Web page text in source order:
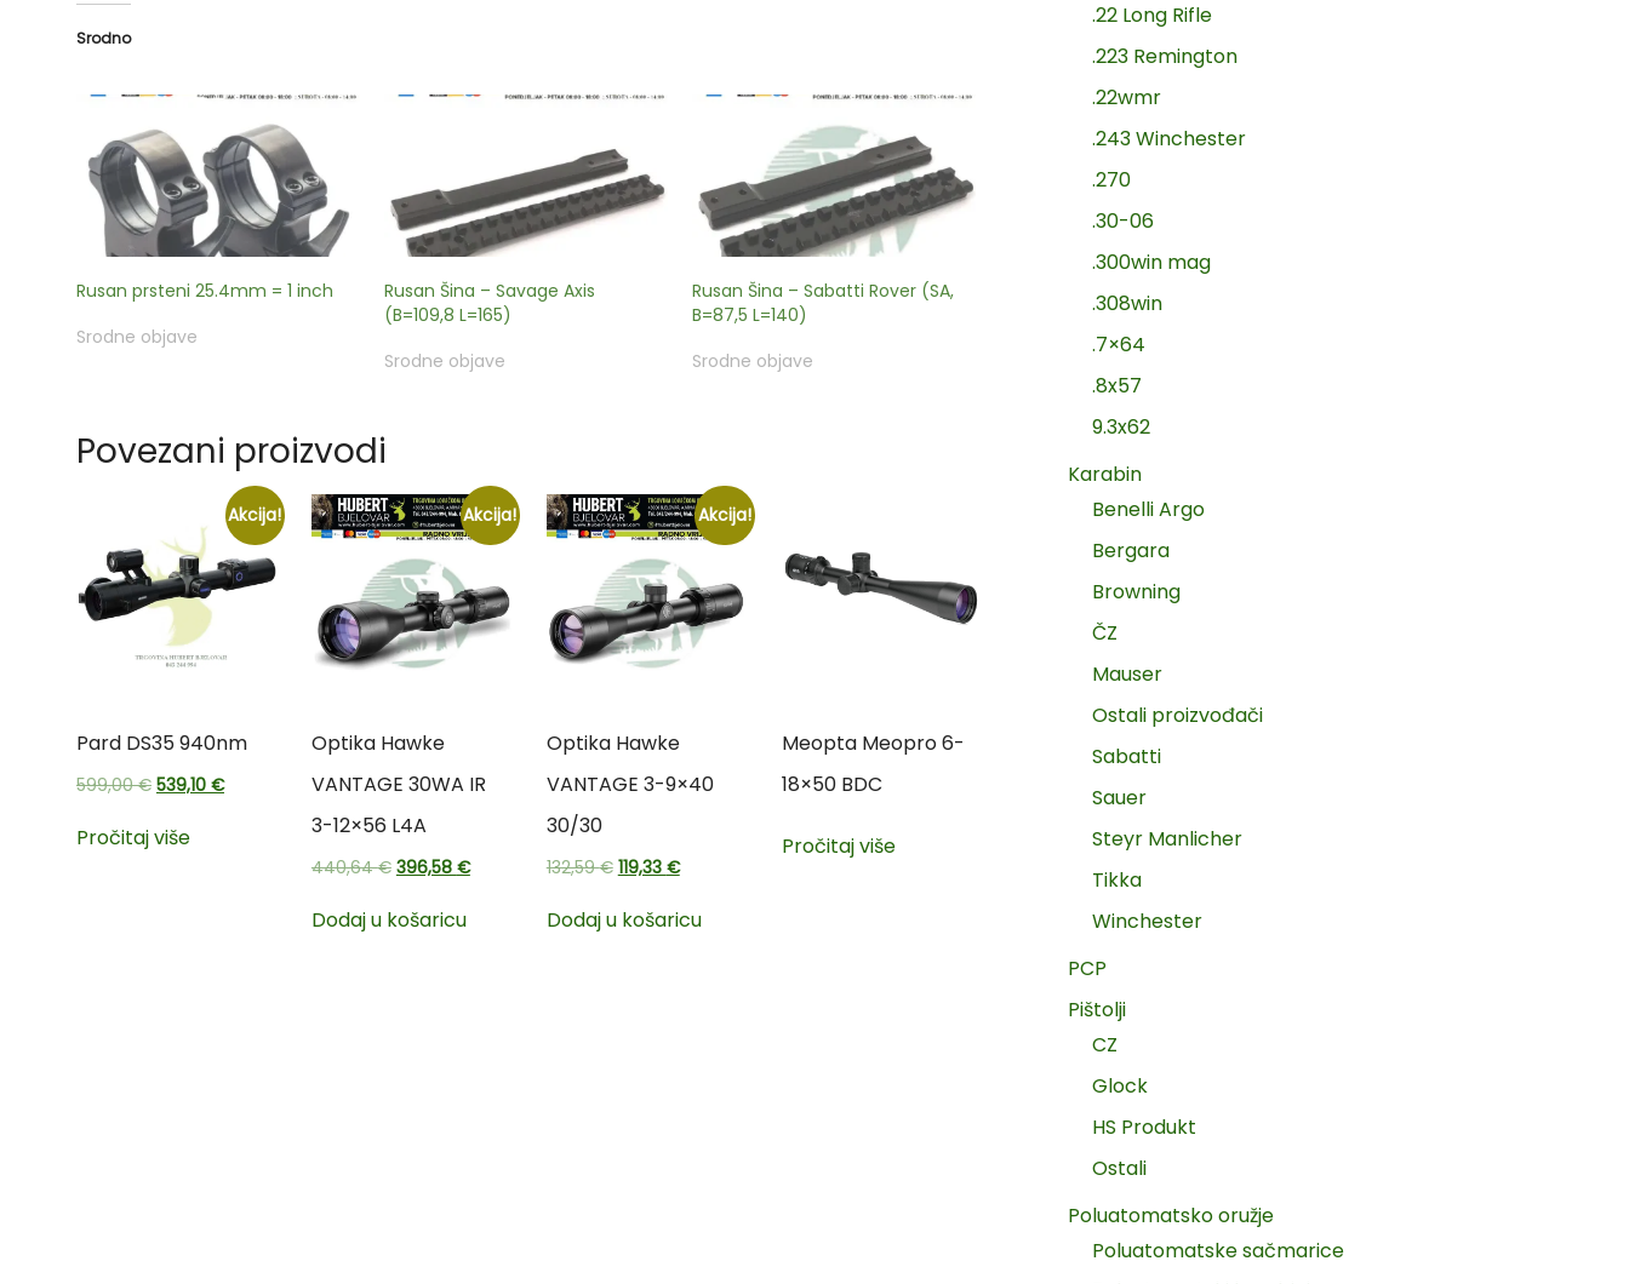
Srodno
Rusan prsteni 25.4mm = 1 inch
Srodne objave
Rusan Šina – Savage Axis
(B=109,8 L=165)
Srodne objave
Rusan Šina – Sabatti Rover (SA,
B=87,5 L=140)
Srodne objave
Povezani proizvodi
Akcija!
Pard DS35 940nm
599,00€ 539,10 €
Pročitaj više
Akcija!
Optika Hawke
VANTAGE 30WA IR
3-12×56 L4A
440,64€ 396,58 €
Dodaj u košaricu
Akcija!
Optika Hawke
VANTAGE 3-9×40
30/30
132,59€ 119,33 €
Dodaj u košaricu
Meopta Meopro 6-
18×50 BDC
Pročitaj više
.22 Long Rifle
.223 Remington
.22wmr
.243 Winchester
.270
.30-06
.300win mag
.308win
.7×64
.8x57
9.3x62
Karabin
Benelli Argo
Bergara
Browning
ČZ
Mauser
Ostali proizvođači
Sabatti
Sauer
Steyr Manlicher
Tikka
Winchester
PCP
Pištolji
CZ
Glock
HS Produkt
Ostali
Poluatomatsko oružje
Poluatomatske sačmarice